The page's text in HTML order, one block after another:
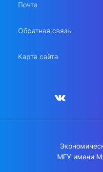
Почта
Обратная связь
Карта сайта
МГУ имени